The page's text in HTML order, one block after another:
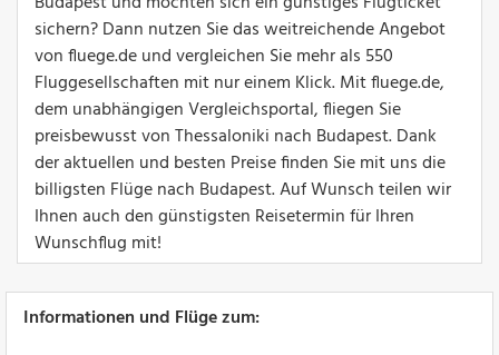
sichern? Dann nutzen Sie das weitreichende Angebot
von fluege.de und vergleichen Sie mehr als 550
Fluggesellschaften mit nur einem Klick. Mit fluege.de,
dem unabhängigen Vergleichsportal, fliegen Sie
preisbewusst von Thessaloniki nach Budapest. Dank
der aktuellen und besten Preise finden Sie mit uns die
billigsten Flüge nach Budapest. Auf Wunsch teilen wir
Ihnen auch den günstigsten Reisetermin für Ihren
Wunschflug mit!
Informationen und Flüge zum: